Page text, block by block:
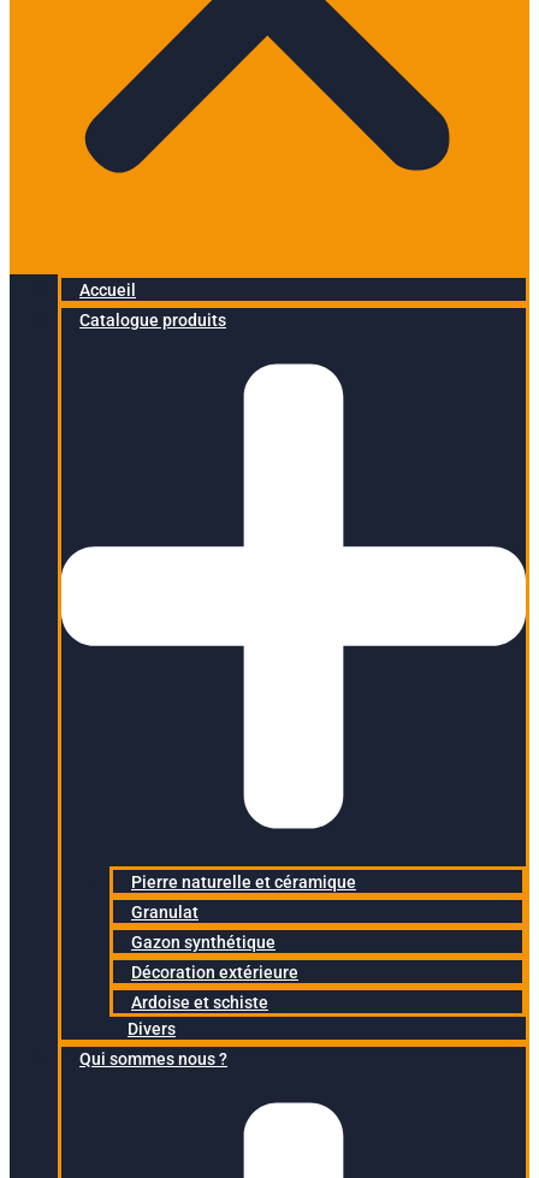
Accueil
Catalogue produits
Pierre naturelle et céramique
Granulat
Gazon synthétique
Décoration extérieure
Ardoise et schiste
Divers
Qui sommes nous ?